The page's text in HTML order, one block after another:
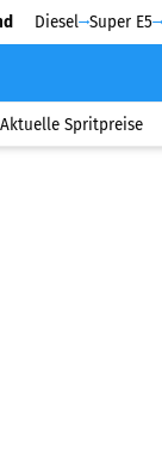
Diesel Super E5
Aktuelle Spritpreise